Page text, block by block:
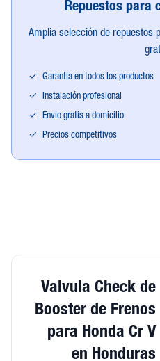
Repuestos para
Amplia selección de repuestos
✓
Garantía en todos los productos
✓
Instalación profesional
✓
Envío gratis a domicilio
✓
Precios competitivos
Valvula Check de
Booster de Frenos
para Honda Cr V
en Honduras